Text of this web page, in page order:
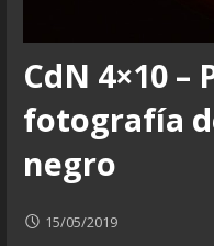
CdN 4×10 –
fotografía
negro
15/05/2019